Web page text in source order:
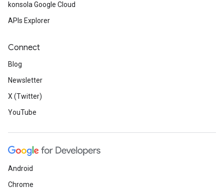
konsola Google Cloud
APIs Explorer
Connect
Blog
Newsletter
X (Twitter)
YouTube
Android
Chrome